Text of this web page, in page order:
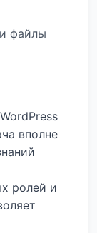
файлы
вполне
ролей и